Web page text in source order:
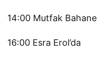
14:00 Mutfak Bahane
16:00 Esra Erol’da